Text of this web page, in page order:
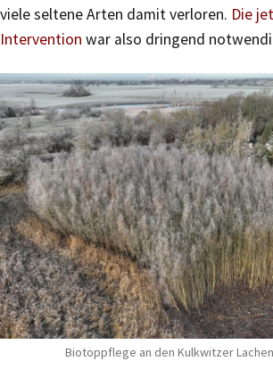
viele seltene Arten damit verloren. Die
Intervention war also dringend
Biotoppflege an den Kulkwitzer